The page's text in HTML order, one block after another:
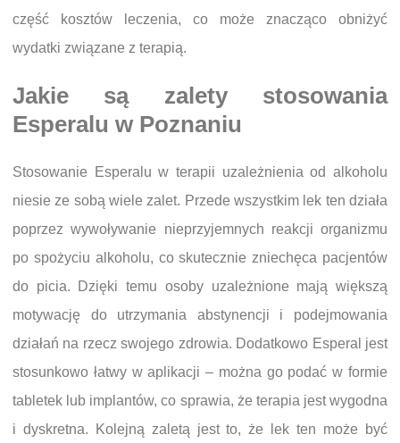
część kosztów leczenia, co może znacząco obniżyć
wydatki związane z terapią.
Jakie są zalety stosowania
Esperalu w Poznaniu
Stosowanie Esperalu w terapii uzależnienia od alkoholu
niesie ze sobą wiele zalet. Przede wszystkim lek ten działa
poprzez wywoływanie nieprzyjemnych reakcji organizmu
po spożyciu alkoholu, co skutecznie zniechęca pacjentów
do picia. Dzięki temu osoby uzależnione mają większą
motywację do utrzymania abstynencji i podejmowania
działań na rzecz swojego zdrowia. Dodatkowo Esperal jest
stosunkowo łatwy w aplikacji – można go podać w formie
tabletek lub implantów, co sprawia, że terapia jest wygodna
i dyskretna. Kolejną zaletą jest to, że lek ten może być